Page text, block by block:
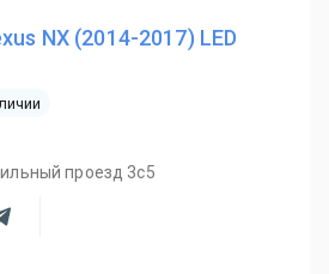
NX (2014-2017) LED
проезд 3с5